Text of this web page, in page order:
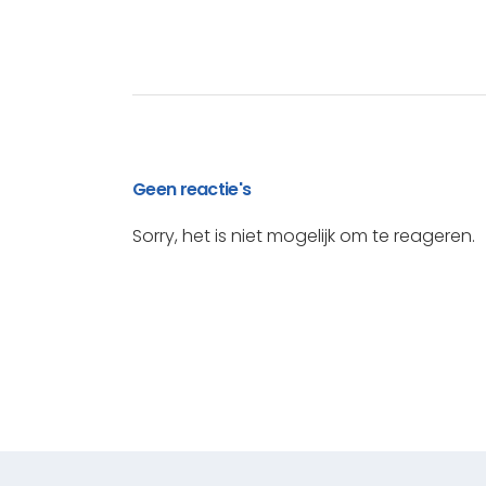
Geen reactie's
Sorry, het is niet mogelijk om te reageren.